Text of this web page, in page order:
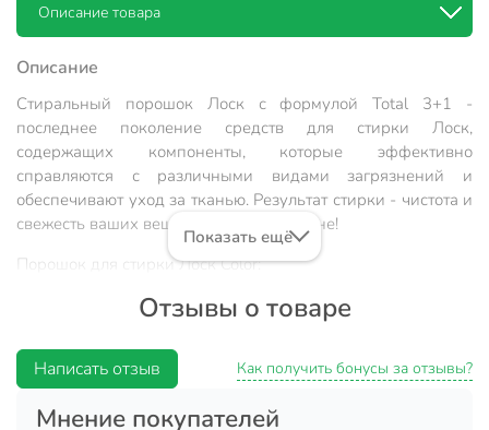
Описание товара
Описание
Стиральный порошок Лоск с формулой Total 3+1 -
последнее поколение средств для стирки Лоск,
содержащих компоненты, которые эффективно
справляются с различными видами загрязнений и
обеспечивают уход за тканью. Результат стирки - чистота и
свежесть ваших вещей по разумной цене!
Порошок для стирки Лоск Color:
Справляется с различными пятнами.
Дарит вещам приятный аромат.
воде любой жесткостию
Показать ещё
Отзывы о товаре
Написать отзыв Как получить бонусы за отзывы?
Мнение покупателей